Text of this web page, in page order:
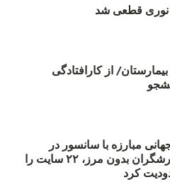
قطعی شد
از کارافتادگی
روز جهانی مبارزه با سانسور در
اینترنت: #آزادی هم‌آیند گزارشگران‌ بدون مرز، ۲۲ سایت را
کرد